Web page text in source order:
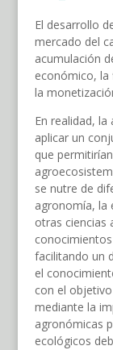
El desarrollo
mercado del
acumulación
económico, la
la
En realidad,
aplicar un
que
se nutre de
agronomía, la
otras ciencias
facilitando un
el
con el
mediante la
agronómicas
ecológicos